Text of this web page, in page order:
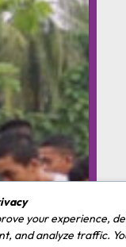
your experience,
and analyze traffic.